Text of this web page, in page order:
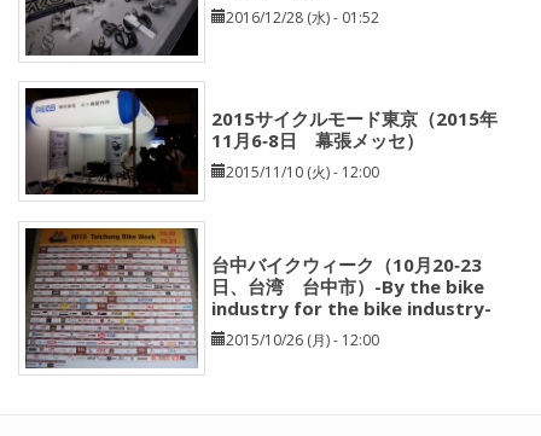
2016/12/28 (水) - 01:52
2015サイクルモード東京（2015年
11月6‐8日 幕張メッセ）
2015/11/10 (火) - 12:00
台中バイクウィーク（10月20‐23
日、台湾 台中市）-By the bike
industry for the bike industry-
2015/10/26 (月) - 12:00